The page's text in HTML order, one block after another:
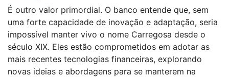
É outro valor primordial. O banco entende que, sem
uma forte capacidade de inovação e adaptação, seria
impossível manter vivo o nome Carregosa desde o
século XIX. Eles estão comprometidos em adotar as
mais recentes tecnologias financeiras, explorando
novas ideias e abordagens para se manterem na